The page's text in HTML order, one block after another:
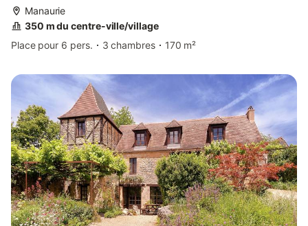
Manaurie
350 m du centre-ville/village
Place pour 6 pers.
3 chambres 170 m²